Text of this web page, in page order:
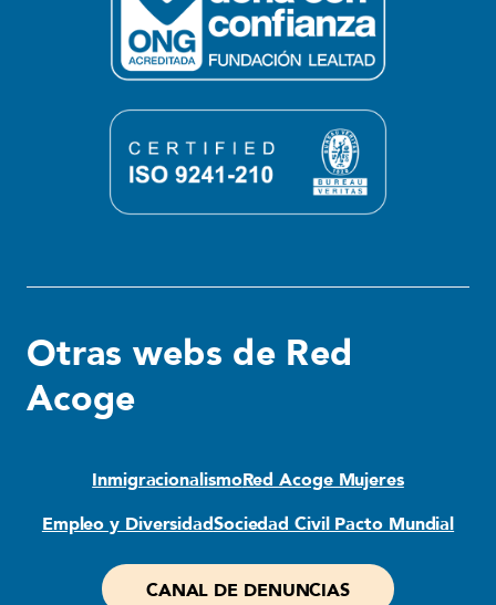
Otras webs de Red
Acoge
InmigracionalismoRed Acoge Mujeres
Empleo y DiversidadSociedad Civil Pacto Mundial
CANAL DE DENUNCIAS